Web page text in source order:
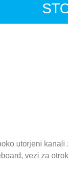
utorjeni
vezi za